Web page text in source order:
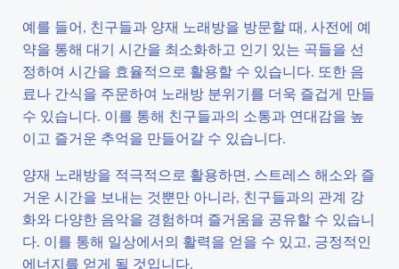
예를 들어, 친구들과 양재 노래방을 방문할 때, 사전에 예
약을 통해 대기 시간을 최소화하고 인기 있는 곡들을 선
정하여 시간을 효율적으로 활용할 수 있습니다. 또한 음
료나 간식을 주문하여 노래방 분위기를 더욱 즐겁게 만들
수 있습니다. 이를 통해 친구들과의 소통과 연대감을 높
이고 즐거운 추억을 만들어갈 수 있습니다.
양재 노래방을 적극적으로 활용하면, 스트레스 해소와 즐
거운 시간을 보내는 것뿐만 아니라, 친구들과의 관계 강
화와 다양한 음악을 경험하며 즐거움을 공유할 수 있습니
다. 이를 통해 일상에서의 활력을 얻을 수 있고, 긍정적인
에너지를 얻게 될 것입니다.